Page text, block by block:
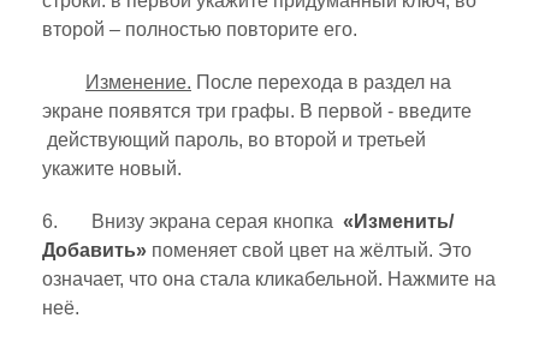
второй – полностью повторите его.
Изменение. После перехода в раздел на
экране появятся три графы. В первой - введите
действующий пароль, во второй и третьей
укажите новый.
6. Внизу экрана серая кнопка «Изменить/
Добавить» поменяет свой цвет на жёлтый. Это
означает, что она стала кликабельной. Нажмите на
неё.